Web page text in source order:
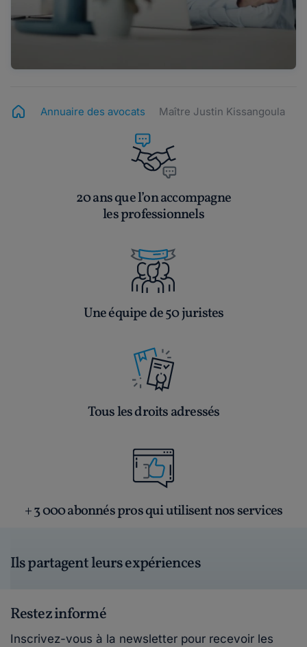
Annuaire des avocats Maître Justin Kissangoula
20 ans que l’on accompagne
les professionnels
Une équipe de 50 juristes
Tous les droits adressés
+ 3 000 abonnés pros qui utilisent nos services
Ils partagent leurs expériences
Restez informé
Inscrivez-vous à la newsletter pour recevoir les